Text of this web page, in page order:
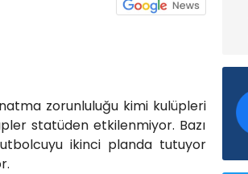
zorunluluğu kimi kulüpleri
statüden etkilenmiyor. Bazı
ikinci planda tutuyor